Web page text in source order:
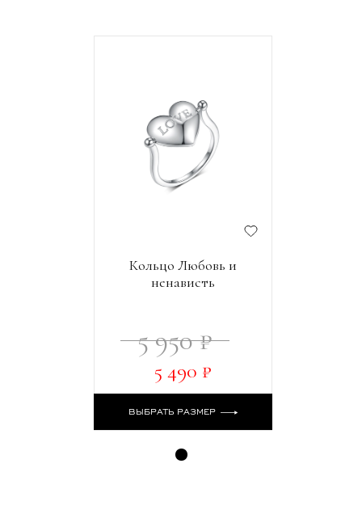
Кольцо Любовь и
ненависть
5 950 ₽
5 490 ₽
ВЫБРАТЬ РАЗМЕР